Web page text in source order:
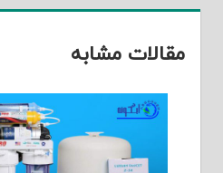
مقالات مشابه